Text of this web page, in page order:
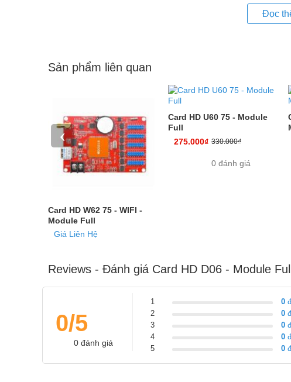
Cổng giao tiếp wifi, usb tiện lợi
Đọc
Sản phẩm liên quan
Card HD W62 75 - WIFI -
Module Full
Giá Liên Hệ
Card HD U60 75 - Module
Full
275.000₫ 330.000₫
0 đánh giá
‹
Reviews - Đánh giá Card HD D06 - Module Full
0/5
0 đánh giá
1 0
2
0
3
0
4
0
5
0